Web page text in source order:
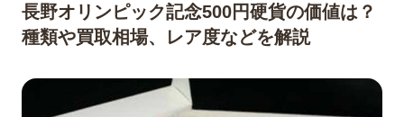
長野オリンピック記念500円硬貨の価値は？
種類や買取相場、レア度などを解説